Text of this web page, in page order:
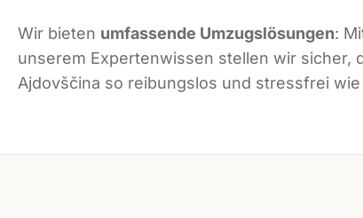
Wir bieten umfassende Umzugslösungen:
unserem Expertenwissen stellen wir sicher,
Ajdovščina so reibungslos und stressfrei